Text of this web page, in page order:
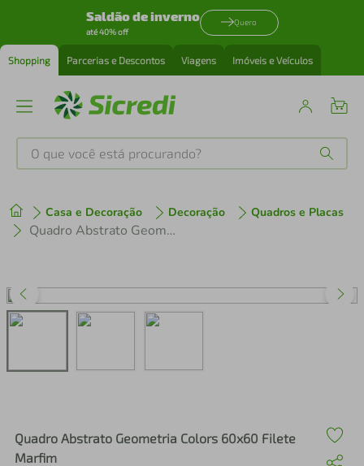
Saldão de inverno
até 40% off
Quero
Shopping Parcerias e Descontos Viagens Imóveis e Veículos
O que você está procurando?
Casa e Decoração Decoração Quadros e Placas
Quadro Abstrato Geometria Colors 60x60 Filete Marfim
Quadro Abstrato Geometria Colors 60x60 Filete
Marfim
1º tenis
perfume